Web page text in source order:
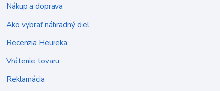
Nákup a doprava
Ako vybrať náhradný diel
Recenzia Heureka
Vrátenie tovaru
Reklamácia